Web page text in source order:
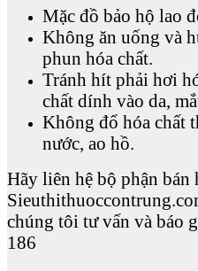
Mặc đồ bảo hộ lao
Không ăn uống và
phun hóa chất.
Tránh hít phải hơi
chất dính vào da,
Không đổ hóa chất
nước, ao hồ.
Hãy liên hệ bộ phận bán
chúng tôi tư vấn và báo
186